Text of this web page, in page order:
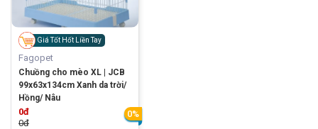
Giá Tốt Hốt Liền Tay
Fagopet
Chuồng cho mèo XL | JCB
99x63x134cm Xanh da trời/
Hồng/ Nâu
0đ
0đ
0%